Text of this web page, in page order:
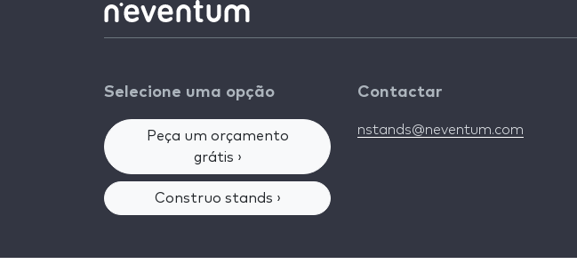
Selecione uma opção
Peça um orçamento
grátis ›
Construo stands ›
Contactar
nstands@neventum.com